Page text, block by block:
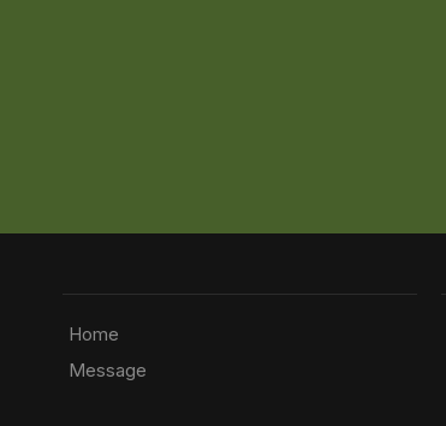
Home
Message